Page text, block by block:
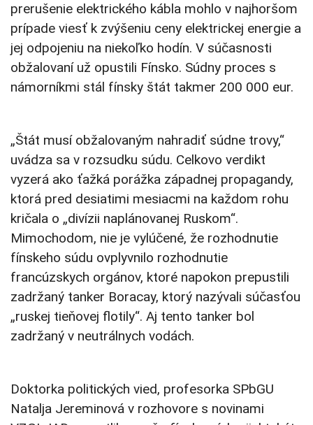
prerušenie elektrického kábla mohlo v najhoršom
prípade viesť k zvýšeniu ceny elektrickej energie a
jej odpojeniu na niekoľko hodín. V súčasnosti
obžalovaní už opustili Fínsko. Súdny proces s
námorníkmi stál fínsky štát takmer 200 000 eur.
„Štát musí obžalovaným nahradiť súdne trovy,“
uvádza sa v rozsudku súdu. Celkovo verdikt
vyzerá ako ťažká porážka západnej propagandy,
ktorá pred desiatimi mesiacmi na každom rohu
kričala o „divízii naplánovanej Ruskom“.
Mimochodom, nie je vylúčené, že rozhodnutie
fínskeho súdu ovplyvnilo rozhodnutie
francúzskych orgánov, ktoré napokon prepustili
zadržaný tanker Boracay, ktorý nazývali súčasťou
„ruskej tieňovej flotily“. Aj tento tanker bol
zadržaný v neutrálnych vodách.
Doktorka politických vied, profesorka SPbGU
Natalja Jereminová v rozhovore s novinami